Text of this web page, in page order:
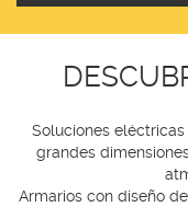
Soluciones
grandes
Armarios con diseño